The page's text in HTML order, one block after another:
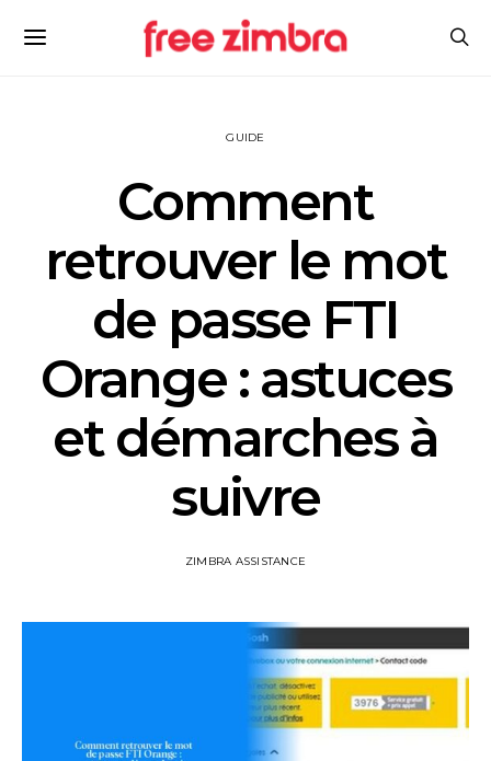
GUIDE
Comment
retrouver le mot
de passe FTI
Orange : astuces
et démarches à
suivre
ZIMBRA ASSISTANCE